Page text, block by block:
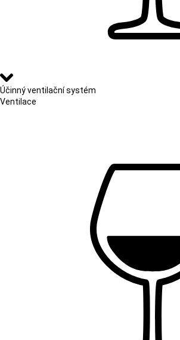
Účinný ventilační systém
Ventilace